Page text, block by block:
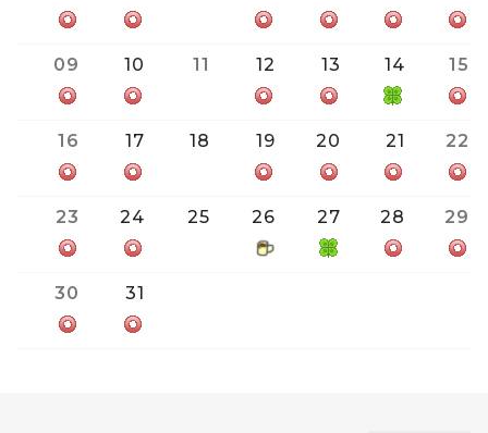
09 10 11 12 13 14 15
16 17 18 19 20 21 22
23 24 25 26 27 28 29
30 31